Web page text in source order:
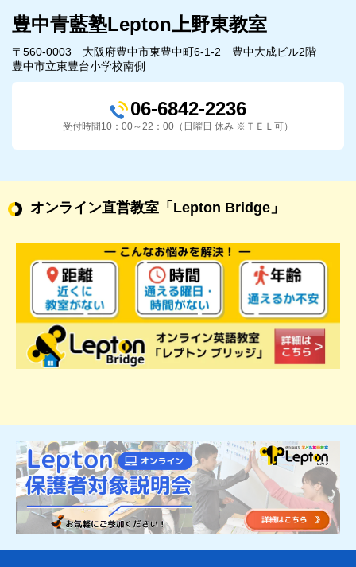
豊中青藍塾Lepton上野東教室
〒560-0003 大阪府豊中市東豊中町6-1-2 豊中大成ビル2階
豊中市立東豊台小学校南側
06-6842-2236
受付時間10：00～22：00（日曜日 休み ※ＴＥＬ可）
オンライン直営教室 「Lepton Bridge」